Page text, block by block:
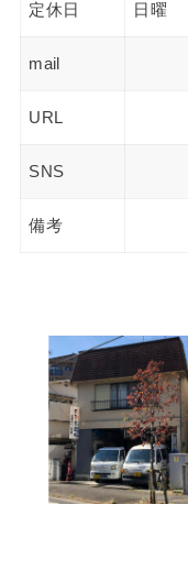
定休日 日曜
mail
URL
SNS
備考